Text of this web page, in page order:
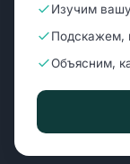
Изучим
Подскажем,
Объясним,